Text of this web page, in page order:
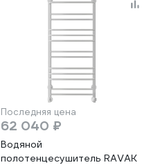
Последняя цена
62 040 ₽
Водяной
полотенцесушитель RAVAK